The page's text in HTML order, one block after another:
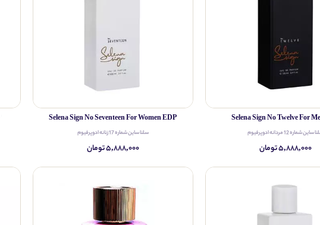
Selena Sign No Twelve For
شماره 12 مردانه ادوپرفیوم
۵,۸۸۸,۰۰۰ تومان
Selena Sign No Seventeen For Women EDP
سلنا ساین شماره 17 زنانه ادوپرفیوم
۵,۸۸۸,۰۰۰ تومان